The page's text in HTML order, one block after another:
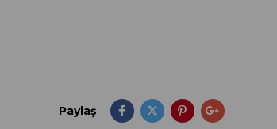
Paylaş